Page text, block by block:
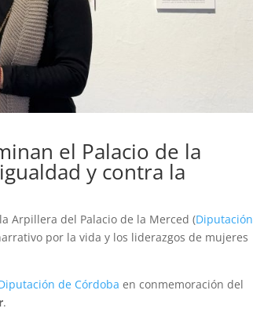
el Palacio de la
y contra la
Arpillera del Palacio de la Merced (Diputación
por la vida y los liderazgos de mujeres
de Córdoba en conmemoración del
.